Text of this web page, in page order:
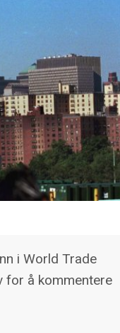
i World Trade
for å kommentere